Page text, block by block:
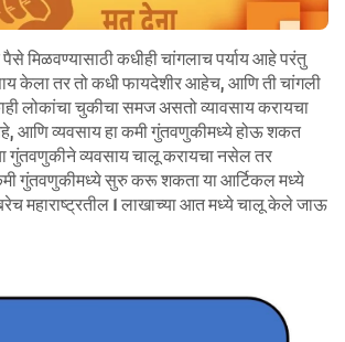
मिळवण्यासाठी कधीही चांगलाच पर्याय आहे परंतु
केला तर तो कधी फायदेशीर आहेच, आणि ती चांगली
लोकांचा चुकीचा समज असतो व्यावसाय करायचा
आणि व्यवसाय हा कमी गुंतवणुकीमध्ये होऊ शकत
गुंतवणुकीने व्यवसाय चालू करायचा नसेल तर
गुंतवणुकीमध्ये सुरु करू शकताया आर्टिकल मध्ये
महाराष्ट्रतील 1 लाखाच्या आत मध्ये चालू केले जाऊ